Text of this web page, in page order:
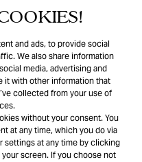
and ads, to provide social
We also share information
media, advertising and
it with other information that
collected from your use of
without your consent. You
at any time, which you do via
settings at any time by clicking
screen. If you choose not
reserved.